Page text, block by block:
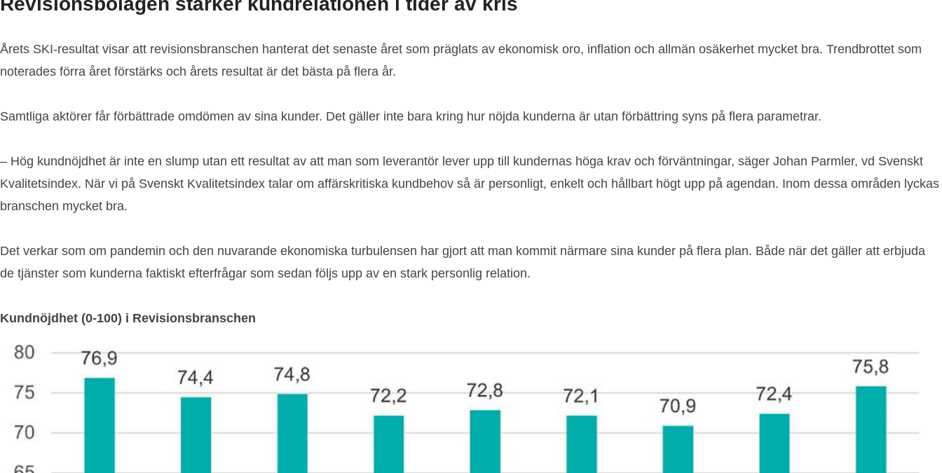
Årets SKI-resultat visar att revisionsbranschen hanterat det senaste året som präglats av ekonomisk oro, inflation och allmän osäkerhet mycket bra. Trendbrottet som
noterades förra året förstärks och årets resultat är det bästa på flera år.
Samtliga aktörer får förbättrade omdömen av sina kunder. Det gäller inte bara kring hur nöjda kunderna är utan förbättring syns på flera parametrar.
– Hög kundnöjdhet är inte en slump utan ett resultat av att man som leverantör lever upp till kundernas höga krav och förväntningar, säger Johan Parmler, vd Svenskt
Kvalitetsindex. När vi på Svenskt Kvalitetsindex talar om affärskritiska kundbehov så är personligt, enkelt och hållbart högt upp på agendan. Inom dessa områden lyckas
branschen mycket bra.
Det verkar som om pandemin och den nuvarande ekonomiska turbulensen har gjort att man kommit närmare sina kunder på flera plan. Både när det gäller att erbjuda
de tjänster som kunderna faktiskt efterfrågar som sedan följs upp av en stark personlig relation.
Kundnöjdhet (0-100) i Revisionsbranschen